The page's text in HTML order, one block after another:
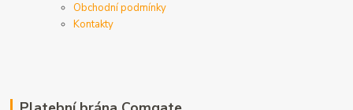
Obchodní podmínky
Kontakty